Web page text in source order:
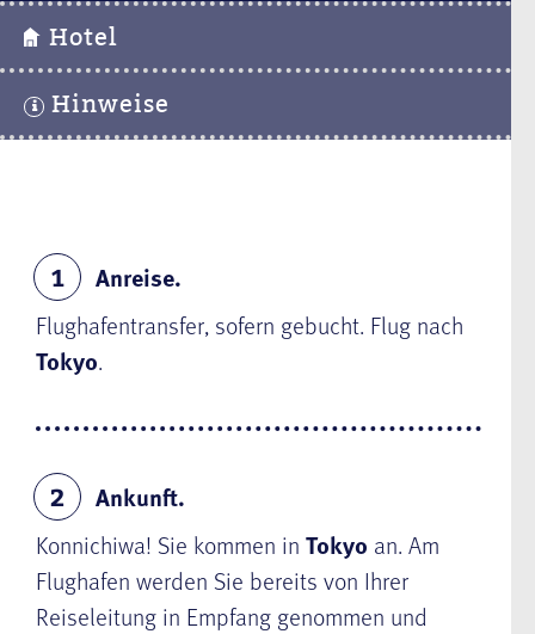
Hotel
Hinweise
1
Anreise.
Flughafentransfer, sofern gebucht. Flug nach
Tokyo.
2
Ankunft.
Konnichiwa! Sie kommen in Tokyo an. Am
Flughafen werden Sie bereits von Ihrer
Reiseleitung in Empfang genommen und